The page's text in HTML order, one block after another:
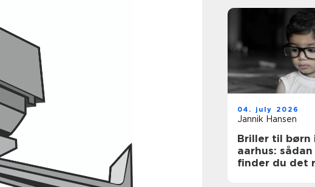
04. july 2026
Jannik Hansen
Briller til børn
aarhus: sådan
finder du det